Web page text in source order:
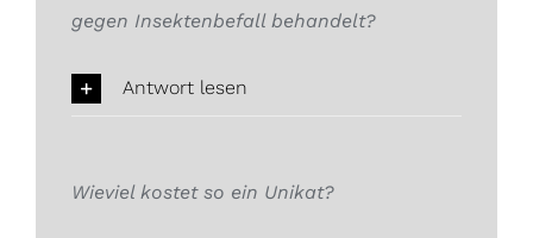
gegen Insektenbefall behandelt?
Antwort lesen
Wieviel kostet so ein Unikat?